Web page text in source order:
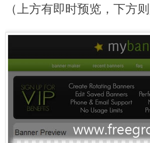
（上方有即时预览，下方